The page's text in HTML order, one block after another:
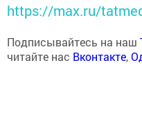
https://max.ru/
Подписывайтесь на наш
читайте нас Вконтакте,